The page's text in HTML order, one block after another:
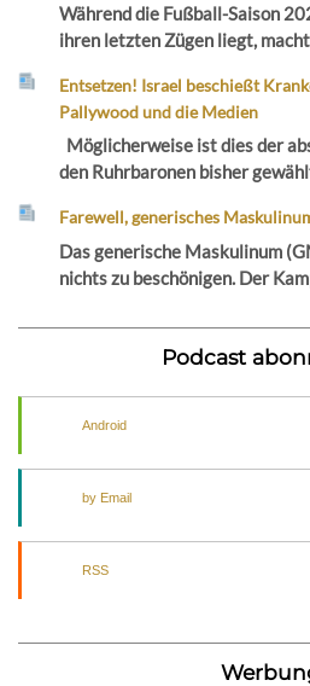
Während die Fußball-Saison
ihren letzten Zügen liegt,
Entsetzen! Israel beschießt
Pallywood und die Medien
Möglicherweise ist dies der
den Ruhrbaronen bisher
Farewell, generisches
Das generische Maskulinum
nichts zu beschönigen. Der
Podcast
Android
by Email
RSS